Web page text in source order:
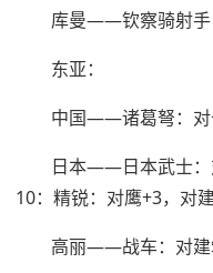
库曼——钦察骑射手
东亚：
中国——诸葛弩：对
日本——日本武士：
10：精锐：对鹰+3，对
高丽——战车：对建